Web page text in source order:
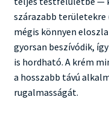
szárazabb területekre
mégis könnyen
gyorsan beszívódik,
is hordható. A krém
a hosszabb távú
rugalmasságát.